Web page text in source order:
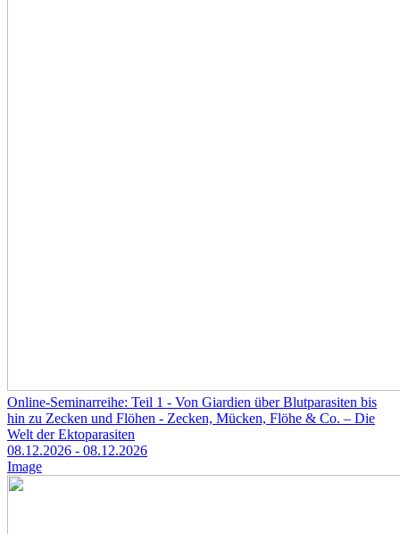
Online-Seminarreihe: Teil 1 - Von Giardien über Blutparasiten bis
hin zu Zecken und Flöhen - Zecken, Mücken, Flöhe & Co. – Die
Welt der Ektoparasiten
08.12.2026 - 08.12.2026
Image